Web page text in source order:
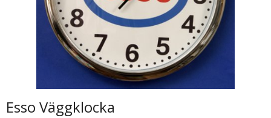
Esso Väggklocka